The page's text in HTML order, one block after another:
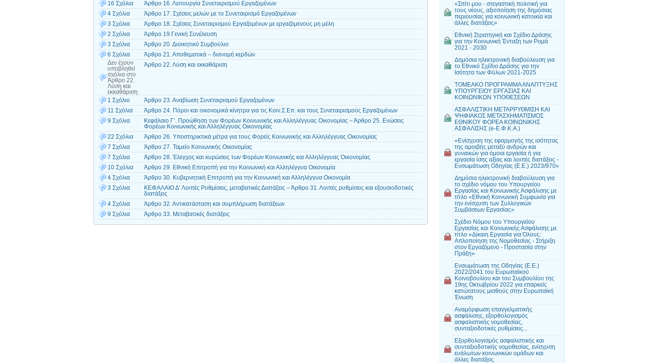
16 Σχόλια
Άρθρο 16. Λειτουργία Συνεταιρισμού Εργαζομένων
4 Σχόλια
Άρθρο 17. Σχέσεις μελών με το Συνεταιρισμό Εργαζομένων
3 Σχόλια
Άρθρο 18. Σχέσεις Συνεταιρισμού Εργαζομένων με εργαζόμενους μη μέλη
2 Σχόλια
Άρθρο 19.Γενική Συνέλευση
3 Σχόλια
Άρθρο 20. Διοικητικό Συμβούλιο
6 Σχόλια
Άρθρο 21. Αποθεματικά – διανομή κερδών
Δεν έχουν
υποβληθεί
σχόλια στο
Άρθρο 22.
Λύση και
εκκαθάριση
Άρθρο 22. Λύση και εκκαθάριση
1 Σχόλιο
Άρθρο 23. Αναβίωση Συνεταιρισμού Εργαζομένων
11 Σχόλια
Άρθρο 24. Πόροι και οικονομικά κίνητρα για τις Κοιν.Σ.Επ. και τους Συνεταιρισμούς Εργαζομένων
9 Σχόλια
Κεφάλαιο Γ’. Προώθηση των Φορέων Κοινωνικής και Αλληλέγγυας Οικονομίας – Άρθρο 25. Ενώσεις
Φορέων Κοινωνικής και Αλληλέγγυας Οικονομίας
22 Σχόλια
Άρθρο 26. Υποστηρικτικά μέτρα για τους Φορείς Κοινωνικής και Αλληλέγγυας Οικονομίας
7 Σχόλια
Άρθρο 27. Ταμείο Κοινωνικής Οικονομίας
7 Σχόλια
Άρθρο 28. Έλεγχος και κυρώσεις των Φορέων Κοινωνικής και Αλληλέγγυας Οικονομίας
10 Σχόλια
Άρθρο 29. Εθνική Επιτροπή για την Κοινωνική και Αλληλέγγυα Οικονομία
4 Σχόλια
Άρθρο 30. Κυβερνητική Επιτροπή για την Κοινωνική και Αλληλέγγυα Οικονομία
3 Σχόλια
ΚΕΦΑΛΑΙΟ Δ’ Λοιπές Ρυθμίσεις, μεταβατικές Διατάξεις – Άρθρο 31. Λοιπές ρυθμίσεις και εξουσιοδοτικές
διατάξεις
4 Σχόλια
Άρθρο 32. Αντικατάσταση και συμπλήρωση διατάξεων
9 Σχόλια
Άρθρο 33. Μεταβατικές διατάξεις
«Σπίτι μου - στεγαστική πολιτική για
τους νέους, αξιοποίηση της δημόσιας
περιουσίας για κοινωνική κατοικία και
άλλες διατάξεις»
Εθνική Στρατηγική και Σχέδιο Δράσης
για την Κοινωνική Ένταξη των Ρομά
2021 - 2030
Δημόσια ηλεκτρονική διαβούλευση για
το Εθνικό Σχέδιο Δράσης για την
Ισότητα των Φύλων 2021-2025
ΤΟΜΕΑΚΟ ΠΡΟΓΡΑΜΜΑ ΑΝΑΠΤΥΞΗΣ
ΥΠΟΥΡΓΕΙΟΥ ΕΡΓΑΣΙΑΣ ΚΑΙ
ΚΟΙΝΩΝΙΚΩΝ ΥΠΟΘΕΣΕΩΝ
ΑΣΦΑΛΙΣΤΙΚΗ ΜΕΤΑΡΡΥΘΜΙΣΗ ΚΑΙ
ΨΗΦΙΑΚΟΣ ΜΕΤΑΣΧΗΜΑΤΙΣΜΟΣ
ΕΘΝΙΚΟΥ ΦΟΡΕΑ ΚΟΙΝΩΝΙΚΗΣ
ΑΣΦΑΛΙΣΗΣ (e-Ε.Φ.Κ.Α.)
«Ενίσχυση της εφαρμογής της ισότητας
της αμοιβής μεταξύ ανδρών και
γυναικών για όμοια εργασία ή για
εργασία ίσης αξίας και λοιπές διατάξεις -
Ενσωμάτωση Οδηγίας (Ε.Ε.) 2023/970»
Δημόσια ηλεκτρονική διαβούλευση για
το σχέδιο νόμου του Υπουργείου
Εργασίας και Κοινωνικής Ασφάλισης με
τίτλο «Εθνική Κοινωνική Συμφωνία για
την ενίσχυση των Συλλογικών
Συμβάσεων Εργασίας»
Σχέδιο Νόμου του Υπουργείου
Εργασίας και Κοινωνικής Ασφάλισης με
τίτλο «Δίκαιη Εργασία για Όλους:
Απλοποίηση της Νομοθεσίας - Στήριξη
στον Εργαζόμενο - Προστασία στην
Πράξη»
Ενσωμάτωση της Οδηγίας (Ε.Ε.)
2022/2041 του Ευρωπαϊκού
Κοινοβουλίου και του Συμβουλίου της
19ης Οκτωβρίου 2022 για επαρκείς
κατώτατους μισθούς στην Ευρωπαϊκή
Ένωση
Αναμόρφωση επαγγελματικής
ασφάλισης, εξορθολογισμός
ασφαλιστικής νομοθεσίας,
συνταξιοδοτικές ρυθμίσεις...
Εξορθολογισμός ασφαλιστικής και
συνταξιοδοτικής νομοθεσίας, ενίσχυση
ευάλωτων κοινωνικών ομάδων και
άλλες διατάξεις